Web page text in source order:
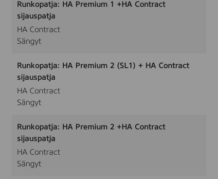
Runkopatja: HA Premium 1 +HA Contract
sijauspatja
HA Contract
Sängyt
Runkopatja: HA Premium 2 (SL1) + HA Contract
sijauspatja
HA Contract
Sängyt
Runkopatja: HA Premium 2 +HA Contract
sijauspatja
HA Contract
Sängyt